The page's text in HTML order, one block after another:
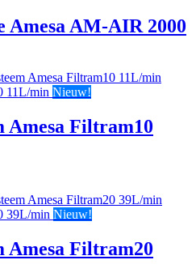
Amesa AM-AIR 2000
Nieuw!
Amesa Filtram10
Nieuw!
Amesa Filtram20